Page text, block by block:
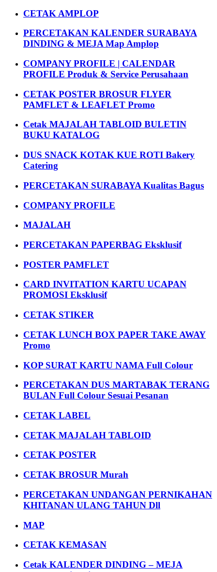
CETAK AMPLOP
PERCETAKAN KALENDER SURABAYA
DINDING & MEJA Map Amplop
COMPANY PROFILE | CALENDAR
PROFILE Produk & Service Perusahaan
CETAK POSTER BROSUR FLYER
PAMFLET & LEAFLET Promo
Cetak MAJALAH TABLOID BULETIN
BUKU KATALOG
DUS SNACK KOTAK KUE ROTI Bakery
Catering
PERCETAKAN SURABAYA Kualitas Bagus
COMPANY PROFILE
MAJALAH
PERCETAKAN PAPERBAG Eksklusif
POSTER PAMFLET
CARD INVITATION KARTU UCAPAN
PROMOSI Eksklusif
CETAK STIKER
CETAK LUNCH BOX PAPER TAKE AWAY
Promo
KOP SURAT KARTU NAMA Full Colour
PERCETAKAN DUS MARTABAK TERANG
BULAN Full Colour Sesuai Pesanan
CETAK LABEL
CETAK MAJALAH TABLOID
CETAK POSTER
CETAK BROSUR Murah
PERCETAKAN UNDANGAN PERNIKAHAN
KHITANAN ULANG TAHUN Dll
MAP
CETAK KEMASAN
Cetak KALENDER DINDING – MEJA